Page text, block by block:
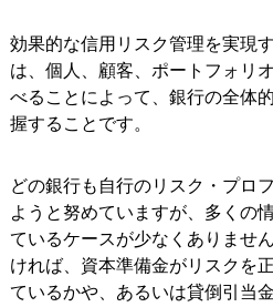
効果的な信用リスク管理を実現
は、個人、顧客、ポートフォリ
べることによって、銀行の全体
握することです。
どの銀行も自行のリスク・プロ
ようと努めていますが、多くの
ているケースが少なくありませ
ければ、資本準備金がリスクを
ているかや、あるいは貸倒引当